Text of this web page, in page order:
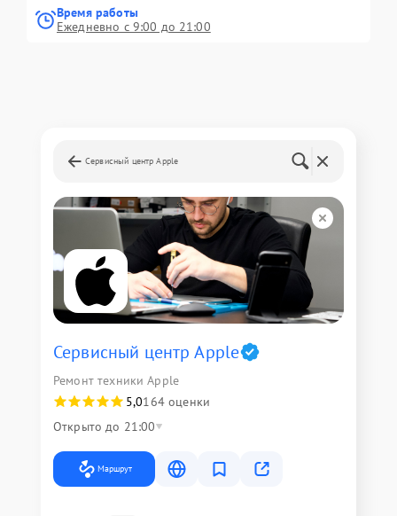
Время работы
Ежедневно с 9:00 до 21:00
Сервисный центр Apple
Сервисный центр Apple
Ремонт техники Apple
5,0164 оценки
Открыто до 21:00
Маршрут